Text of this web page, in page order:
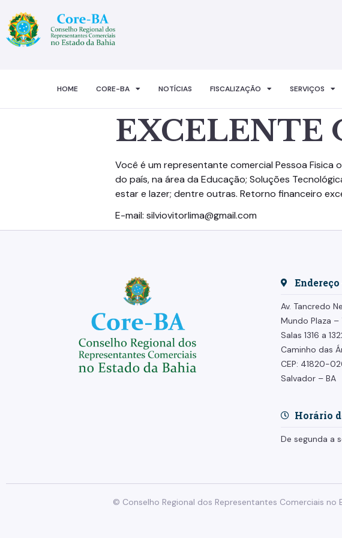
HOME CORE-BA NOTÍCIAS FISCALIZAÇÃO SERVIÇOS
EXCELENTE
Você é um representante comercial Pessoa Fisica
do país, na área da Educação; Soluções
estar e lazer; dentre outras. Retorno financeiro
E-mail: silviovitorlima@gmail.com
Endereço
Av. Tancredo
Mundo Plaza –
Salas 1316 a
Caminho das
CEP: 41820-
Salvador – BA
Horário
De segunda a
© Conselho Regional dos Representantes Comerciais